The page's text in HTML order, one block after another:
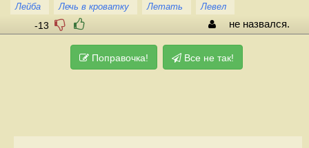
Лейба
Лечь в кpоватку Летать Левел
-13 не назвался.
Поправочка! Все не так!